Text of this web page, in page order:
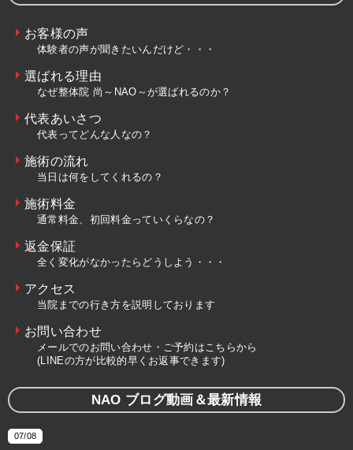
お客様の声
体験者の声が聞きたいんだけど・・・
選ばれる理由
なぜ整体院 尚～NAO～が選ばれるのか？
代表あいさつ
代表ってどんな人なの？
施術の流れ
当日は何をしてくれるの？
施術料金
通常料金、初回料金っていくらなの？
返金保証
全く変化がなかったらどうしよう・・・
アクセス
当院までの行き方を説明しております
お問い合わせ
メールでのお問い合わせ・ご予約はこちらから
(LINEの方が比較的早くお返事できます)
NAO ブログ動画＆最新情報
07/08